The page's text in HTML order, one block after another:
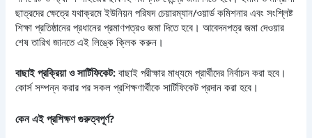
ছাত্রদের ক্ষেত্রে যথাক্রমে ইউনিয়ন পরিষদ চেয়ারম্যান/ওয়ার্ড কমিশনার এবং সংশ্লিষ্ট
শিক্ষা প্রতিষ্ঠানের প্রধানের প্রমাণপত্রও জমা দিতে হবে। আবেদনপত্র জমা দেওয়ার
শেষ তারিখ জানতে এই লিঙ্কে ক্লিক করুন।
বাছাই প্রক্রিয়া ও সার্টিফিকেট: বাছাই পরীক্ষার মাধ্যমে প্রার্থীদের নির্বাচন করা হবে।
কোর্স সম্পন্ন করার পর সকল প্রশিক্ষণার্থীকে সার্টিফিকেট প্রদান করা হবে।
কেন এই প্রশিক্ষণ গুরুত্বপূর্ণ?